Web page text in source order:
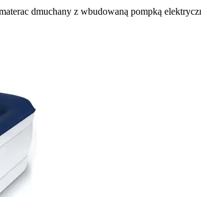
dmuchany z wbudowaną pompką